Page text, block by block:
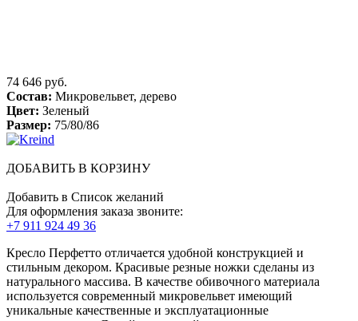
74 646 руб.
Состав: Микровельвет, дерево
Цвет: Зеленый
Размер: 75/80/86
ДОБАВИТЬ В КОРЗИНУ
Добавить в Список желаний
Для оформления заказа звоните:
+7 911 924 49 36
Кресло Перфетто отличается удобной конструкцией и
стильным декором. Красивые резные ножки сделаны из
натурального массива. В качестве обивочного материала
используется современный микровельвет имеющий
уникальные качественные и эксплуатационные